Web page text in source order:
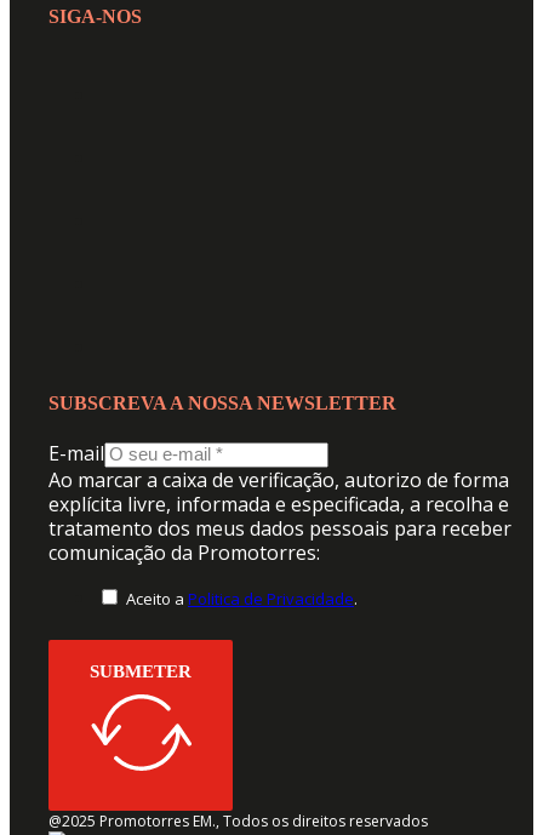
SIGA-NOS
SUBSCREVA A NOSSA NEWSLETTER
E-mail
Ao marcar a caixa de verificação, autorizo de forma
explícita livre, informada e especificada, a recolha e
tratamento dos meus dados pessoais para receber
comunicação da Promotorres:
Aceito a Politica de Privacidade.
SUBMETER
@2025 Promotorres EM., Todos os direitos reservados